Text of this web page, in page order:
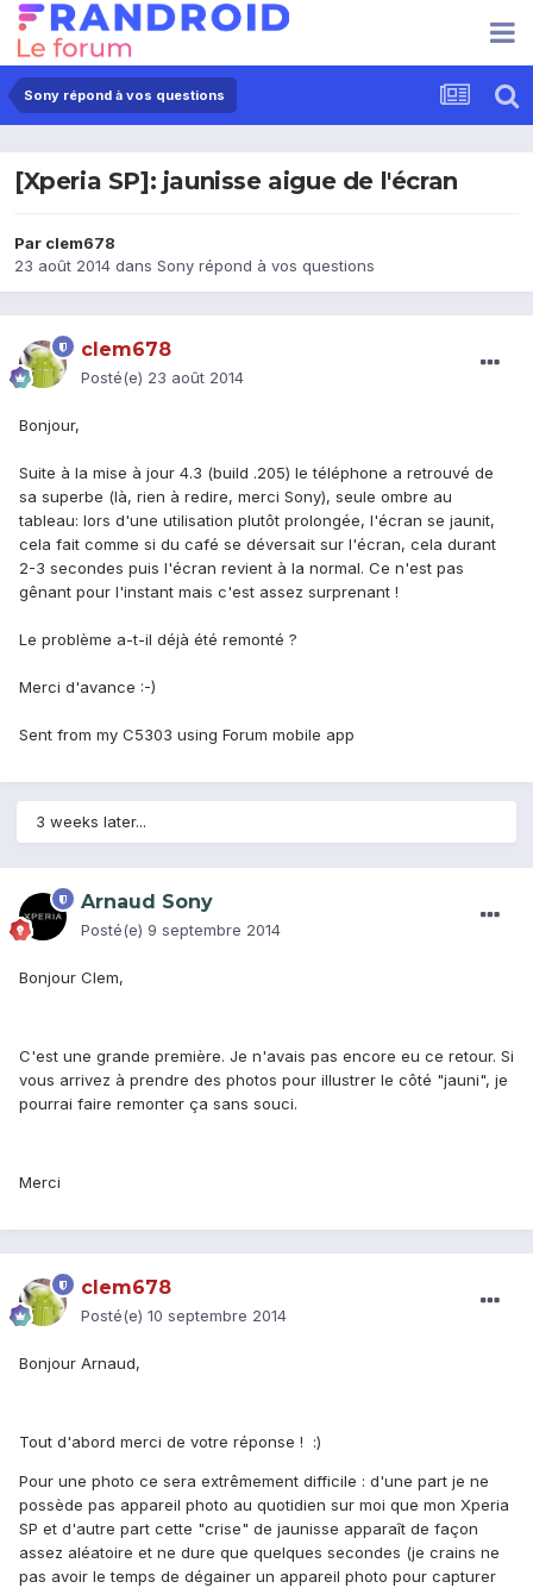
Sony répond à vos questions
[Xperia SP]: jaunisse aigue de l'écran
Par clem678
23 août 2014 dans Sony répond à vos questions
clem678
Posté(e) 23 août 2014
Bonjour,
Suite à la mise à jour 4.3 (build .205) le téléphone a retrouvé de
sa superbe (là, rien à redire, merci Sony), seule ombre au
tableau: lors d'une utilisation plutôt prolongée, l'écran se jaunit,
cela fait comme si du café se déversait sur l'écran, cela durant
2-3 secondes puis l'écran revient à la normal. Ce n'est pas
gênant pour l'instant mais c'est assez surprenant !
Le problème a-t-il déjà été remonté ?
Merci d'avance :-)
Sent from my C5303 using Forum mobile app
3 weeks later...
Arnaud Sony
Posté(e) 9 septembre 2014
Bonjour Clem,
C'est une grande première. Je n'avais pas encore eu ce retour. Si
vous arrivez à prendre des photos pour illustrer le côté "jauni", je
pourrai faire remonter ça sans souci.
Merci
clem678
Posté(e) 10 septembre 2014
Bonjour Arnaud,
Tout d'abord merci de votre réponse ! :)
Pour une photo ce sera extrêmement difficile : d'une part je ne
possède pas appareil photo au quotidien sur moi que mon Xperia
SP et d'autre part cette "crise" de jaunisse apparaît de façon
assez aléatoire et ne dure que quelques secondes (je crains ne
pas avoir le temps de dégainer un appareil photo pour capturer